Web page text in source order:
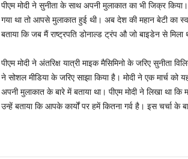
पीएम मोदी ने सुनीता के साथ अपनी मुलाकात का भी जिक्र
गया था तो आपसे मुलाकात हुई थी। अब देश की महान बेटी का
बताया कि जब मैं राष्ट्रपति डोनाल्ड ट्रंप औ जो बाइडेन से
पीएम मोदी ने अंतरिक्ष यात्री माइक मैसिमिनो के जरिए सुनीता
ने सोशल मीडिया के जरिए साझा किया है। मोदी ने एक मार्च को
अपनी मुलाकात के बारे में बताया था। पीएम मोदी ने लिखा था
उन्हें बताया कि आपके कार्यों पर हमें कितना गर्व है। इस चर्चा